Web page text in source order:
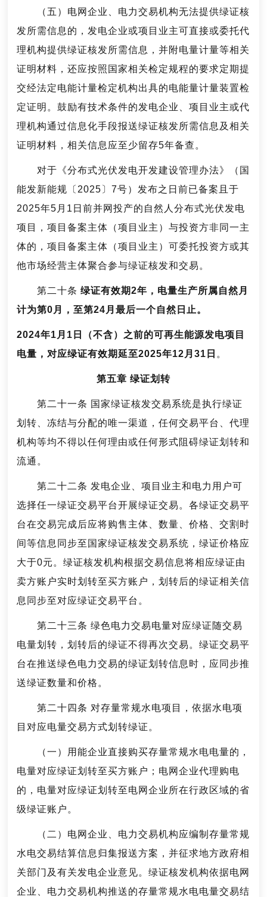
（五）电网企业、电力交易机构无法提供绿证核
发所需信息的，发电企业或项目业主可直接或委托代
理机构提供绿证核发所需信息，并附电量计量等相关
证明材料，还应按照国家相关检定规程的要求定期提
交经法定电能计量检定机构出具的电能量计量装置检
定证明。鼓励有技术条件的发电企业、项目业主或代
理机构通过信息化手段报送绿证核发所需信息及相关
证明材料，相关信息应至少留存5年备查。
对于《分布式光伏发电开发建设管理办法》（国
能发新能规〔2025〕7号）发布之日前已备案且于
2025年5月1日前并网投产的自然人分布式光伏发电
项目，项目备案主体（项目业主）与投资方非同一主
体的，项目备案主体（项目业主）可委托投资方或其
他市场经营主体聚合参与绿证核发和交易。
第二十条绿证有效期2年，电量生产所属自然月
计为第0月，至第24月最后一个自然日止。
2024年1月1日（不含）之前的可再生能源发电项目
电量，对应绿证有效期延至2025年12月31日 。
第五章 绿证划转
第二十一条 国家绿证核发交易系统是执行绿证
划转、冻结与分配的唯一渠道，任何交易平台、代理
机构等均不得以任何理由或任何形式阻碍绿证划转和
流通。
第二十二条 发电企业、项目业主和电力用户可
选择任一绿证交易平台开展绿证交易。各绿证交易平
台在交易完成后应将购售主体、数量、价格、交割时
间等信息同步至国家绿证核发交易系统，绿证价格应
大于0元。绿证核发机构根据交易信息将相应绿证由
卖方账户实时划转至买方账户，划转后的绿证相关信
息同步至对应绿证交易平台。
第二十三条 绿色电力交易电量对应绿证随交易
电量划转，划转后的绿证不得再次交易。绿证交易平
台在推送绿色电力交易的绿证划转信息时，应同步推
送绿证数量和价格。
第二十四条 对存量常规水电项目，依据水电项
目对应电量交易方式划转绿证。
（一）用能企业直接购买存量常规水电电量的，
电量对应绿证划转至买方账户；电网企业代理购电
的，电量对应绿证划转至电网企业所在行政区域的省
级绿证账户。
（二）电网企业、电力交易机构应编制存量常规
水电交易结算信息归集报送方案，并征求地方政府相
关部门及有关发电企业意见。绿证核发机构依据电网
企业、电力交易机构推送的存量常规水电电量交易结